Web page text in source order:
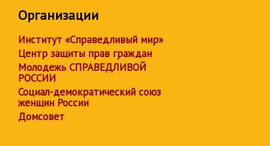
Организации
Институт «Справедливый мир»
Центр защиты прав граждан
Молодежь СПРАВЕДЛИВОЙ
РОССИИ
Социал-демократический союз
женщин России
Домсовет